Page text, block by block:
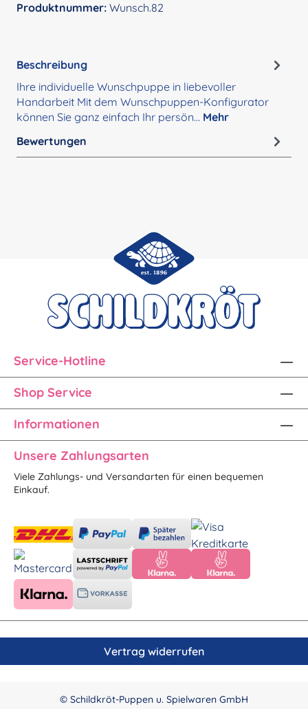
Produktnummer: Wunsch.82
Beschreibung
Ihre individuelle Wunschpuppe in liebevoller
Handarbeit Mit dem Wunschpuppen-Konfigurator
können Sie ganz einfach Ihr persön… Mehr
Bewertungen
Service-Hotline
Shop Service
Informationen
Unsere Zahlungsarten
Viele Zahlungs- und Versandarten für einen bequemen
Einkauf.
Vertrag widerrufen
© Schildkröt-Puppen u. Spielwaren GmbH